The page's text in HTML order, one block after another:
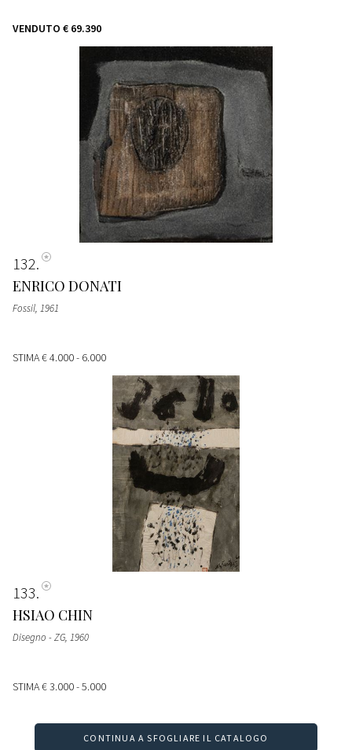
VENDUTO € 69.390
132
ENRICO DONATI
Fossil, 1961
STIMA€ 4.000 - 6.000
133
HSIAO CHIN
Disegno - ZG, 1960
STIMA€ 3.000 - 5.000
CONTINUA A SFOGLIARE IL CATALOGO